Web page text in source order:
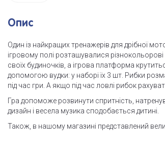
Опис
Один із найкращих тренажерів для дрібної
ігровому полі розташувалися різнокольорові
своїх будиночків, а ігрова платформа
допомогою вудки: у наборі їх 3 шт. Рибки
під час гри. А якщо під час ловлі рибок
Гра допоможе розвинути спритність,
дизайн і весела музика сподобається дитині.
Також, в нашому магазині представлений